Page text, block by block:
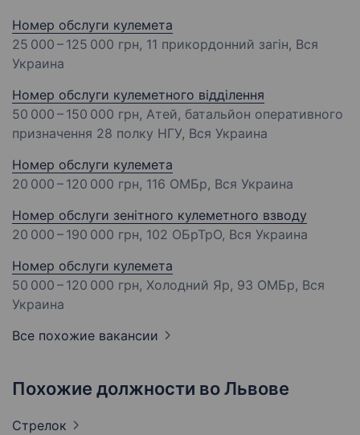
Номер обслуги кулемета
25 000 – 125 000 грн, 11 прикордонний загін, Вся
Украина
Номер обслуги кулеметного відділення
50 000 – 150 000 грн, Атей, батальйон оперативного
призначення 28 полку НГУ, Вся Украина
Номер обслуги кулемета
20 000 – 120 000 грн, 116 ОМБр, Вся Украина
Номер обслуги зенітного кулеметного взводу
20 000 – 190 000 грн, 102 ОБрТрО, Вся Украина
Номер обслуги кулемета
50 000 – 120 000 грн, Холодний Яр, 93 ОМБр, Вся
Украина
Все похожие вакансии
Похожие должности во Львове
Стрелок